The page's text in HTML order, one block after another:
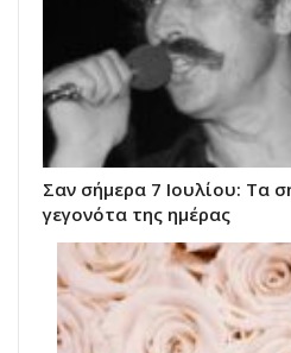
Σαν σήμερα 7 Ιουλίου: Τα
γεγονότα της ημέρας